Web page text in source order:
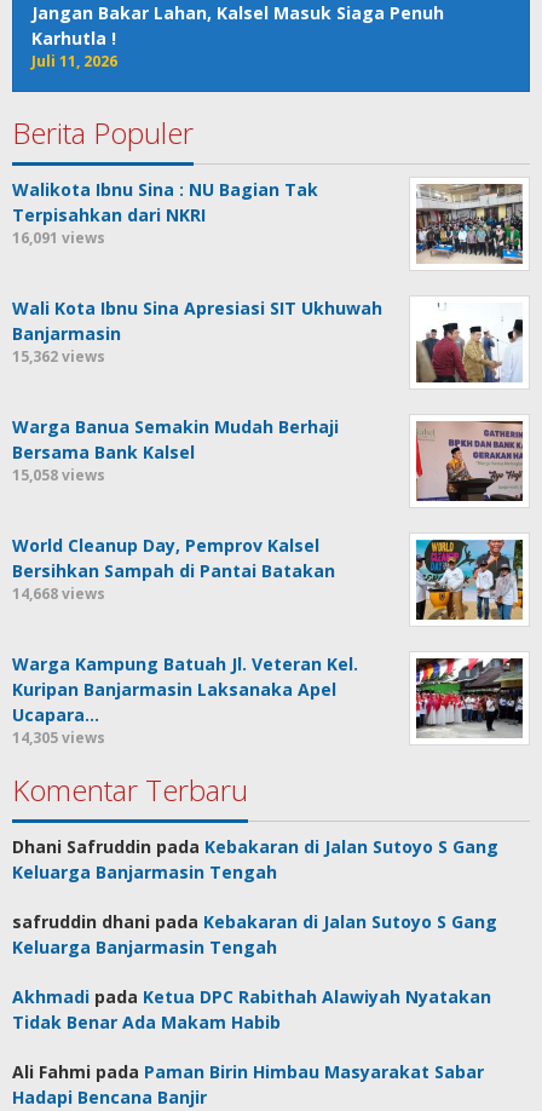
Jangan Bakar Lahan, Kalsel Masuk Siaga Penuh
Karhutla !
Juli 11, 2026
Berita Populer
Walikota Ibnu Sina : NU Bagian Tak
Terpisahkan dari NKRI
16,091 views
Wali Kota Ibnu Sina Apresiasi SIT Ukhuwah
Banjarmasin
15,362 views
Warga Banua Semakin Mudah Berhaji
Bersama Bank Kalsel
15,058 views
World Cleanup Day, Pemprov Kalsel
Bersihkan Sampah di Pantai Batakan
14,668 views
Warga Kampung Batuah Jl. Veteran Kel.
Kuripan Banjarmasin Laksanaka Apel
Ucapara…
14,305 views
Komentar Terbaru
Dhani Safruddin pada Kebakaran di Jalan Sutoyo S Gang
Keluarga Banjarmasin Tengah
safruddin dhani pada Kebakaran di Jalan Sutoyo S Gang
Keluarga Banjarmasin Tengah
Akhmadi pada Ketua DPC Rabithah Alawiyah Nyatakan
Tidak Benar Ada Makam Habib
Ali Fahmi pada Paman Birin Himbau Masyarakat Sabar
Hadapi Bencana Banjir